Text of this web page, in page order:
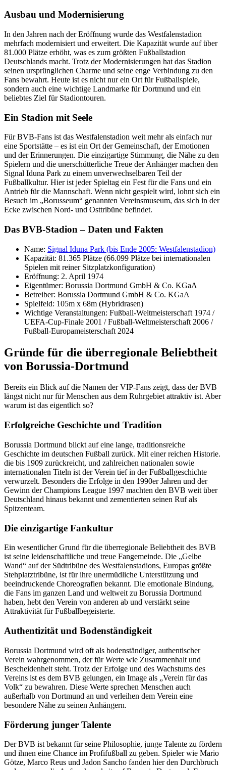
Ausbau und Modernisierung
In den Jahren nach der Eröffnung wurde das Westfalenstadion
mehrfach modernisiert und erweitert. Die Kapazität wurde auf über
81.000 Plätze erhöht, was es zum größten Fußballstadion
Deutschlands macht. Trotz der Modernisierungen hat das Stadion
seinen ursprünglichen Charme und seine enge Verbindung zu den
Fans bewahrt. Heute ist es nicht nur ein Ort für Fußballspiele,
sondern auch eine wichtige Landmarke für Dortmund und ein
beliebtes Ziel für Stadiontouren.
Ein Stadion mit Seele
Für BVB-Fans ist das Westfalenstadion weit mehr als einfach nur
eine Sportstätte – es ist ein Ort der Gemeinschaft, der Emotionen
und der Erinnerungen. Die einzigartige Stimmung, die Nähe zu den
Spielern und die unerschütterliche Treue der Anhänger machen den
Signal Iduna Park zu einem unverwechselbaren Teil der
Fußballkultur. Hier ist jeder Spieltag ein Fest für die Fans und ein
Antrieb für die Mannschaft. Wenn nicht gespielt wird, lohnt sich ein
Besuch im „Borusseum“ genannten Vereinsmuseum, das sich in der
Ecke zwischen Nord- und Osttribüne befindet.
Das BVB-Stadion – Daten und Fakten
Name: Signal Iduna Park (bis Ende 2005: Westfalenstadion)
Kapazität: 81.365 Plätze (66.099 Plätze bei internationalen
Spielen mit reiner Sitzplatzkonfiguration)
Eröffnung: 2. April 1974
Eigentümer: Borussia Dortmund GmbH & Co. KGaA
Betreiber: Borussia Dortmund GmbH & Co. KGaA
Spielfeld: 105m x 68m (Hybridrasen)
Wichtige Veranstaltungen: Fußball-Weltmeisterschaft 1974 /
UEFA-Cup-Finale 2001 / Fußball-Weltmeisterschaft 2006 /
Fußball-Europameisterschaft 2024
Gründe für die überregionale Beliebtheit
von Borussia-Dortmund
Bereits ein Blick auf die Namen der VIP-Fans zeigt, dass der BVB
längst nicht nur für Menschen aus dem Ruhrgebiet attraktiv ist. Aber
warum ist das eigentlich so?
Erfolgreiche Geschichte und Tradition
Borussia Dortmund blickt auf eine lange, traditionsreiche
Geschichte im deutschen Fußball zurück. Mit einer reichen Historie.
die bis 1909 zurückreicht, und zahlreichen nationalen sowie
internationalen Titeln ist der Verein tief in der Fußballgeschichte
verwurzelt. Besonders die Erfolge in den 1990er Jahren und der
Gewinn der Champions League 1997 machten den BVB weit über
Deutschland hinaus bekannt und zementierten seinen Ruf als
Spitzenteam.
Die einzigartige Fankultur
Ein wesentlicher Grund für die überregionale Beliebtheit des BVB
ist seine leidenschaftliche und treue Fangemeinde. Die „Gelbe
Wand“ auf der Südtribüne des Westfalenstadions, Europas größte
Stehplatztribüne, ist für ihre unermüdliche Unterstützung und
beeindruckende Choreografien bekannt. Die emotionale Bindung,
die Fans im ganzen Land und weltweit zu Borussia Dortmund
haben, hebt den Verein von anderen ab und verstärkt seine
Attraktivität für Fußballbegeisterte.
Authentizität und Bodenständigkeit
Borussia Dortmund wird oft als bodenständiger, authentischer
Verein wahrgenommen, der für Werte wie Zusammenhalt und
Bescheidenheit steht. Trotz der Erfolge und des Wachstums des
Vereins ist es dem BVB gelungen, ein Image als „Verein für das
Volk“ zu bewahren. Diese Werte sprechen Menschen auch
außerhalb von Dortmund an und verleihen dem Verein eine
besondere Nähe zu seinen Anhängern.
Förderung junger Talente
Der BVB ist bekannt für seine Philosophie, junge Talente zu fördern
und ihnen eine Chance im Profifußball zu geben. Spieler wie Mario
Götze, Marco Reus und Jadon Sancho fanden hier den Durchbruch